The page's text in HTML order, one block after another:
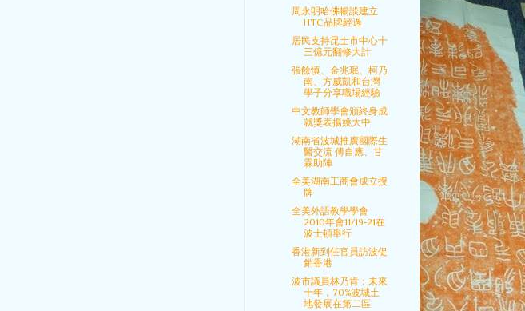
周永明哈佛暢談建立
HTC品牌經過
居民支持昆士市中心十
三億元翻修大計
張餘慎、金兆珉、柯乃
南、方威凱和台灣
學子分享職場經驗
中文教師學會頒終身成
就獎表揚姚大中
湖南省波城推廣國際生
醫交流 傅自應、甘
霖助陣
全美湖南工商會成立授
牌
全美外語教學學會
2010年會11/19-21在
波士頓舉行
香港新到任官員訪波促
銷香港
波市議員林乃肯：未來
十年，70%波城土
地發展在第二區